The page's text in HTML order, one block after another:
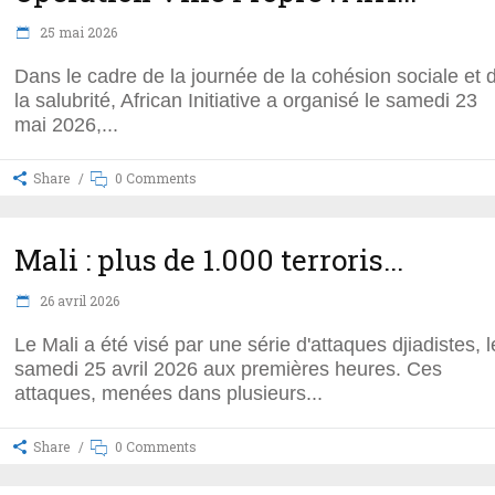
25 mai 2026
Dans le cadre de la journée de la cohésion sociale et
la salubrité, African Initiative a organisé le samedi 23
mai 2026,
Share 0 Comments
Mali : plus de 1.000 terroris...
26 avril 2026
Le Mali a été visé par une série d'attaques djiadistes,
samedi 25 avril 2026 aux premières heures. Ces
attaques, menées dans plusieurs
Share 0 Comments